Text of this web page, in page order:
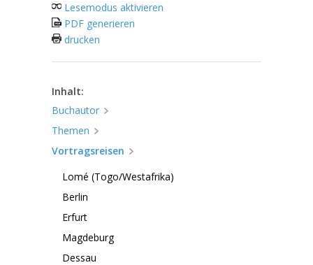
Lesemodus aktivieren
PDF generieren
drucken
Inhalt:
Buchautor
Themen
Vortragsreisen
Lomé (Togo/Westafrika)
Berlin
Erfurt
Magdeburg
Dessau